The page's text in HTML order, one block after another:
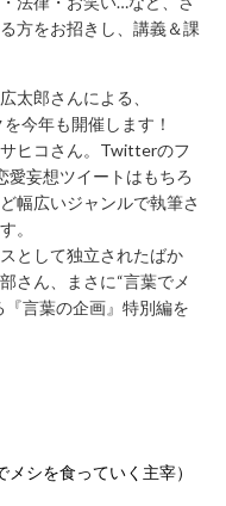
方をお招きし、講義＆課
太郎さんによる、
今年も開催します！
ヒコさん。Twitterのフ
愛妄想ツイートはもちろ
幅広いジャンルで執筆さ
。
として独立されたばか
さん、まさに“言葉でメ
言葉の企画』特別編を
シを食っていく主宰）